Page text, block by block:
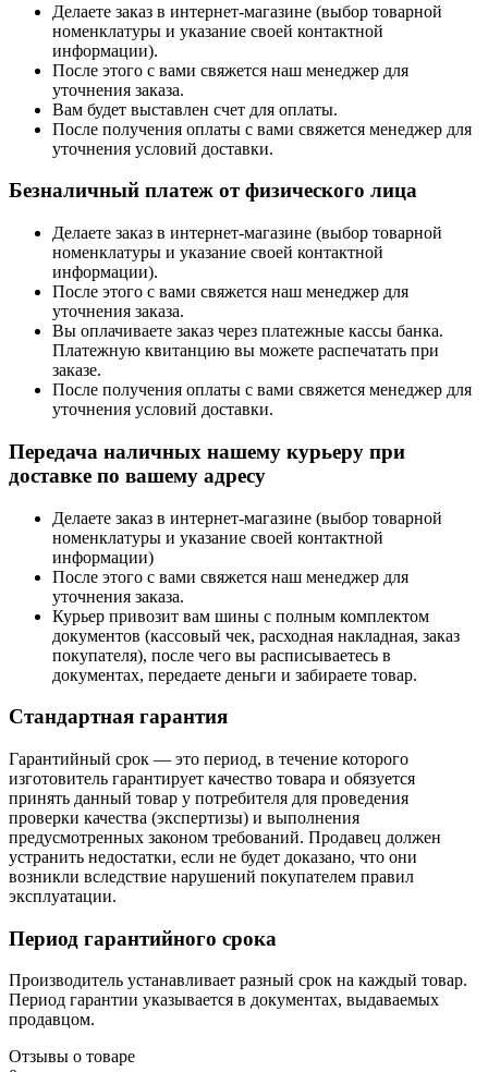
Делаете заказ в интернет-магазине (выбор товарной
номенклатуры и указание своей контактной
информации).
После этого с вами свяжется наш менеджер для
уточнения заказа.
Вам будет выставлен счет для оплаты.
После получения оплаты с вами свяжется менеджер для
уточнения условий доставки.
Безналичный платеж от физического лица
Делаете заказ в интернет-магазине (выбор товарной
номенклатуры и указание своей контактной
информации).
После этого с вами свяжется наш менеджер для
уточнения заказа.
Вы оплачиваете заказ через платежные кассы банка.
Платежную квитанцию вы можете распечатать при
заказе.
После получения оплаты с вами свяжется менеджер для
уточнения условий доставки.
Передача наличных нашему курьеру при
доставке по вашему адресу
Делаете заказ в интернет-магазине (выбор товарной
номенклатуры и указание своей контактной
информации)
После этого с вами свяжется наш менеджер для
уточнения заказа.
Курьер привозит вам шины с полным комплектом
документов (кассовый чек, расходная накладная, заказ
покупателя), после чего вы расписываетесь в
документах, передаете деньги и забираете товар.
Стандартная гарантия
Гарантийный срок — это период, в течение которого
изготовитель гарантирует качество товара и обязуется
принять данный товар у потребителя для проведения
проверки качества (экспертизы) и выполнения
предусмотренных законом требований. Продавец должен
устранить недостатки, если не будет доказано, что они
возникли вследствие нарушений покупателем правил
эксплуатации.
Период гарантийного срока
Производитель устанавливает разный срок на каждый товар.
Период гарантии указывается в документах, выдаваемых
продавцом.
Отзывы о товаре